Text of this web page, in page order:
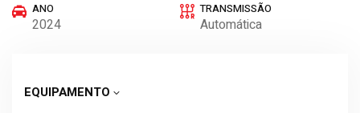
ANO
2024
TRANSMISSÃO
Automática
EQUIPAMENTO